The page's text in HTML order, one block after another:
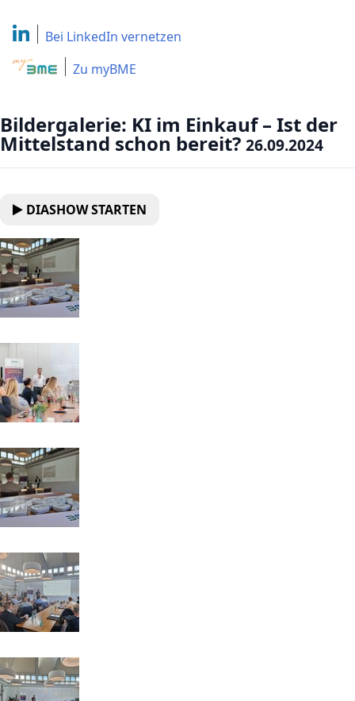
Bei LinkedIn vernetzen
Zu myBME
Bildergalerie: KI im Einkauf – Ist der
Mittelstand schon bereit? 26.09.2024
DIASHOW STARTEN